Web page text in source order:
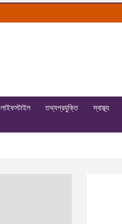
লাইফস্টাইল তথ্যপ্রযুক্তি স্বাস্থ্য